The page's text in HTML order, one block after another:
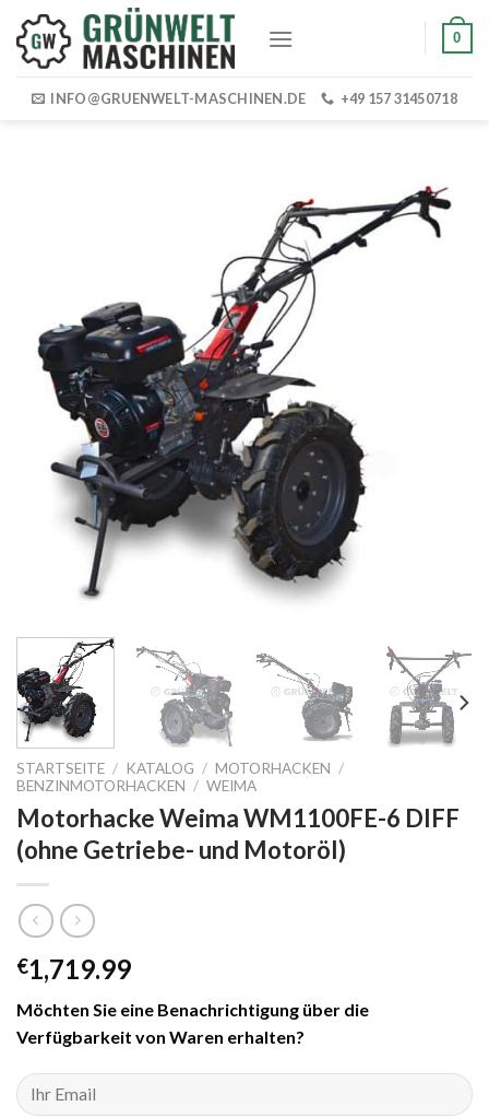
content
0
INFO@GRUENWELT-MASCHINEN.DE +49 157 31450718
STARTSEITE / KATALOG / MOTORHACKEN /
BENZINMOTORHACKEN / WEIMA
Motorhacke Weima WM1100FE-6 DIFF
(ohne Getriebe- und Motoröl)
€1,719.99
Möchten Sie eine Benachrichtigung über die
Verfügbarkeit von Waren erhalten?